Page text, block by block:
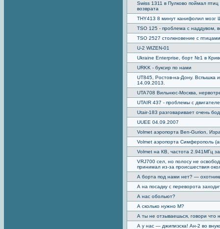
Swiss 1311 в Пулково поймал
возврата
THY413 8 минут канифолил мозг
TSO 125 - проблема с наддувом,
TSO 2527 столкновение с
U-2 WIZEN-01
Ukraine Enterprise, борт №1 в
URKK - буксир по нами
UT845, Ростов-на-Дону. Вспышка
14.09.2013.
UTA708 Вильнюс-Москва,
UTAIR 437 - проблемы с
Utair-183 разговаривает очень
UUEE 04.09.2007
Volmet аэропорта Ben-Gurion,
Volmet аэропорта Симферополь
Volmet на КВ, частота 2.941МГц
VRJ700 сел, но полосу не
принимал из-за происшествия
А борта под нами нет? —
А на посадку с переворота
А нас обольют?
А сколько нужно М?
А ты не отзываешься, говори что
А у нас — джипиэска! Ан-2 во